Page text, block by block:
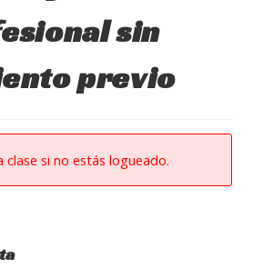
sin
previo
clase si no estás logueado.